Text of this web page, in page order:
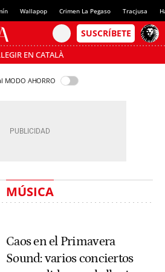
Wallapop Crimen La Pegaso Tracjusa
EN CATALÀ
MODO AHORRO
MÚSICA
Caos en el Primavera
Sound: varios conciertos